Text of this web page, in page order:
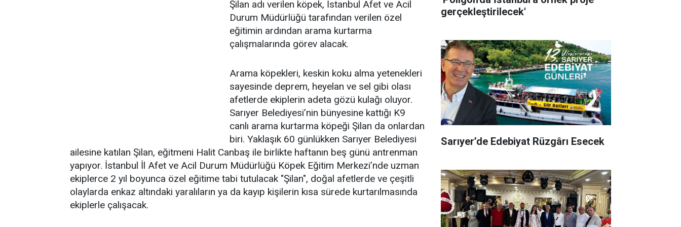
Şilan adı verilen köpek, İstanbul Afet ve Acil
Durum Müdürlüğü tarafından verilen özel
eğitimin ardından arama kurtarma
çalışmalarında görev alacak.
Arama köpekleri, keskin koku alma yetenekleri
sayesinde deprem, heyelan ve sel gibi olası
afetlerde ekiplerin adeta gözü kulağı oluyor.
Sarıyer Belediyesi’nin bünyesine kattığı K9
canlı arama kurtarma köpeği Şilan da onlardan
biri. Yaklaşık 60 günlükken Sarıyer Belediyesi
ailesine katılan Şilan, eğitmeni Halit Canbaş ile birlikte haftanın beş günü antrenman
yapıyor. İstanbul İl Afet ve Acil Durum Müdürlüğü Köpek Eğitim Merkezi’nde uzman
ekiplerce 2 yıl boyunca özel eğitime tabi tutulacak "Şilan", doğal afetlerde ve çeşitli
olaylarda enkaz altındaki yaralıların ya da kayıp kişilerin kısa sürede kurtarılmasında
ekiplerle çalışacak.
gerçekleştirilecek'
Sarıyer’de Edebiyat Rüzgârı Esecek